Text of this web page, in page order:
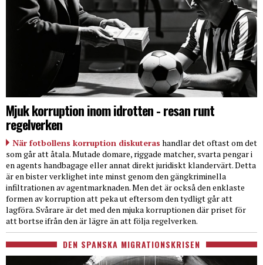
Mjuk korruption inom idrotten - resan runt
regelverken
När fotbollens korruption diskuteras handlar det oftast om det
som går att åtala. Mutade domare, riggade matcher, svarta pengar i
en agents handbagage eller annat direkt juridiskt klandervärt. Detta
är en bister verklighet inte minst genom den gängkriminella
infiltrationen av agentmarknaden. Men det är också den enklaste
formen av korruption att peka ut eftersom den tydligt går att
lagföra. Svårare är det med den mjuka korruptionen där priset för
att bortse ifrån den är lägre än att följa regelverken.
DEN SPANSKA MIGRATIONSKRISEN